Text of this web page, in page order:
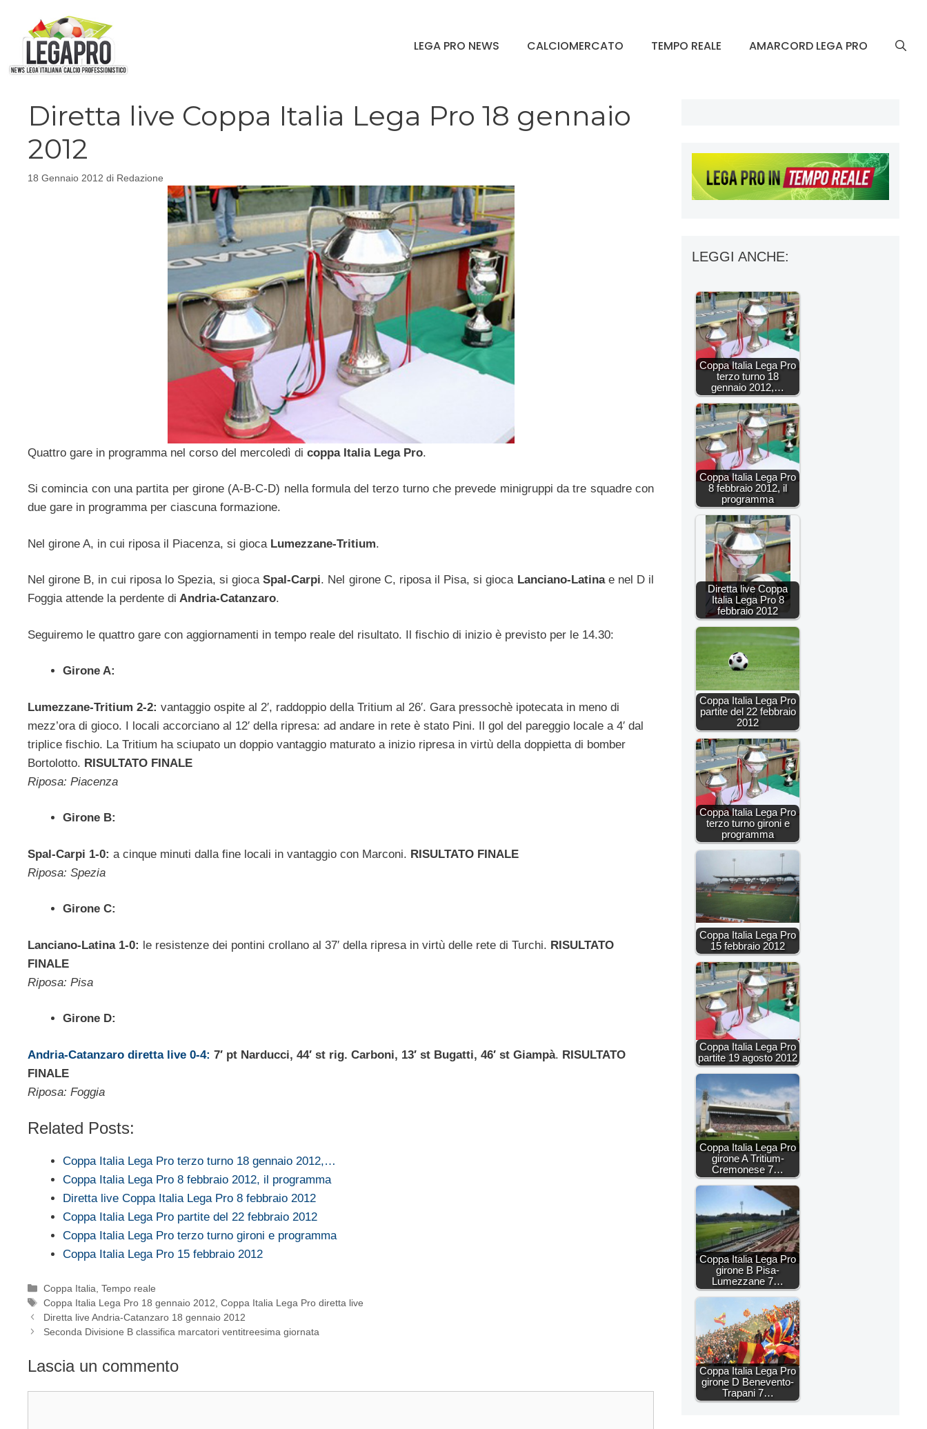
contenuto
LEGA PRO NEWS CALCIOMERCATO TEMPO REALE AMARCORD LEGA PRO
Diretta live Coppa Italia Lega Pro 18 gennaio
2012
18 Gennaio 2012 di Redazione
Quattro gare in programma nel corso del mercoledì di coppa Italia Lega Pro.
Si comincia con una partita per girone (A-B-C-D) nella formula del terzo turno che prevede minigruppi da tre squadre con
due gare in programma per ciascuna formazione.
Nel girone A, in cui riposa il Piacenza, si gioca Lumezzane-Tritium.
Nel girone B, in cui riposa lo Spezia, si giocaSpal-Carpi. Nel girone C, riposa il Pisa, si gioca Lanciano-Latinae nel D il
Foggia attende la perdente di Andria-Catanzaro.
Seguiremo le quattro gare con aggiornamenti in tempo reale del risultato. Il fischio di inizio è previsto per le 14.30:
Girone A:
Lumezzane-Tritium 2-2: vantaggio ospite al 2′, raddoppio della Tritium al 26′. Gara pressochè ipotecata in meno di
mezz’ora di gioco. I locali accorciano al 12′ della ripresa: ad andare in rete è stato Pini. Il gol del pareggio locale a 4′ dal
triplice fischio. La Tritium ha sciupato un doppio vantaggio maturato a inizio ripresa in virtù della doppietta di bomber
Bortolotto. RISULTATO FINALE
Riposa: Piacenza
Girone B:
Spal-Carpi 1-0: a cinque minuti dalla fine locali in vantaggio con Marconi. RISULTATO FINALE
Riposa: Spezia
Girone C:
Lanciano-Latina 1-0: le resistenze dei pontini crollano al 37′ della ripresa in virtù delle rete di Turchi. RISULTATO
FINALE
Riposa: Pisa
Girone D:
Andria-Catanzaro diretta live 0-4: 7′ pt Narducci, 44′ st rig. Carboni, 13′ st Bugatti, 46′ st Giampà. RISULTATO
FINALE
Riposa: Foggia
Related Posts:
Coppa Italia Lega Pro terzo turno 18 gennaio 2012,…
Coppa Italia Lega Pro 8 febbraio 2012, il programma
Diretta live Coppa Italia Lega Pro 8 febbraio 2012
Coppa Italia Lega Pro partite del 22 febbraio 2012
Coppa Italia Lega Pro terzo turno gironi e programma
Coppa Italia Lega Pro 15 febbraio 2012
Categorie
Coppa Italia ,Tempo reale
Tag
Coppa Italia Lega Pro 18 gennaio 2012 ,Coppa Italia Lega Pro diretta live
Diretta live Andria-Catanzaro 18 gennaio 2012
Seconda Divisione B classifica marcatori ventitreesima giornata
Lascia un commento
LEGGI ANCHE:
Coppa Italia Lega Pro
terzo turno 18
gennaio 2012,…
Coppa Italia Lega Pro
8 febbraio 2012, il
programma
Diretta live Coppa
Italia Lega Pro 8
febbraio 2012
Coppa Italia Lega Pro
partite del 22 febbraio
2012
Coppa Italia Lega Pro
terzo turno gironi e
programma
Coppa Italia Lega Pro
15 febbraio 2012
Coppa Italia Lega Pro
partite 19 agosto 2012
Coppa Italia Lega Pro
girone A Tritium-
Cremonese 7…
Coppa Italia Lega Pro
girone B Pisa-
Lumezzane 7…
Coppa Italia Lega Pro
girone D Benevento-
Trapani 7…